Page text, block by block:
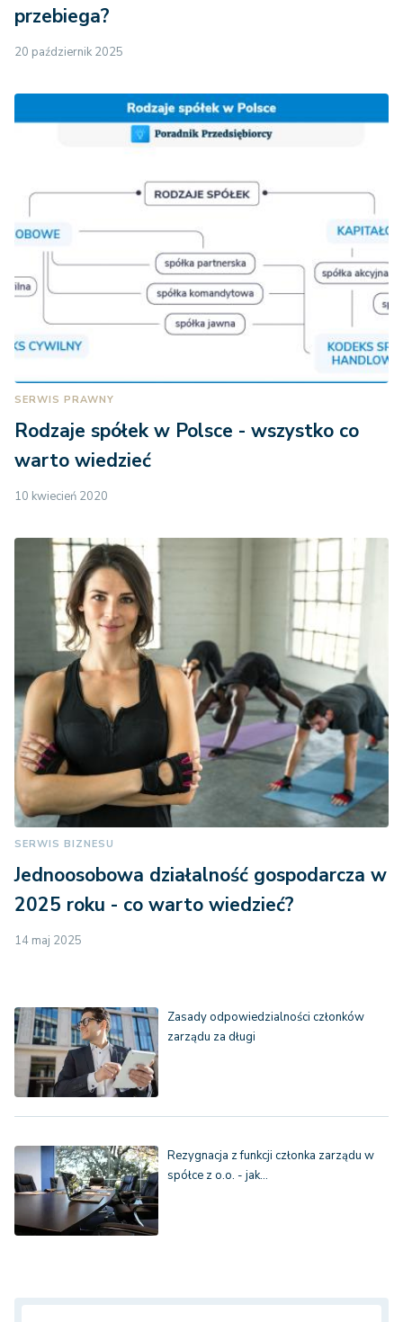
przebiega?
20 październik 2025
SERWIS PRAWNY
Rodzaje spółek w Polsce - wszystko co
warto wiedzieć
10 kwiecień 2020
SERWIS BIZNESU
Jednoosobowa działalność gospodarcza w
2025 roku - co warto wiedzieć?
14 maj 2025
Zasady odpowiedzialności członków
zarządu za długi
Rezygnacja z funkcji członka zarządu w
spółce z o.o. - jak…